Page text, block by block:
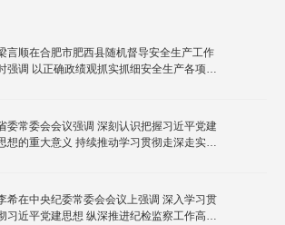
言顺在合肥市肥西县随机督导安全生产工作
正确政绩观抓实抓细安全生产各项工
常委会会议强调 深刻认识把握习近平党建
想的重大意义 持续推动学习贯彻走深走实见
希在中央纪委常委会会议上强调 深入学习贯
习近平党建思想 纵深推进纪检监察工作高质